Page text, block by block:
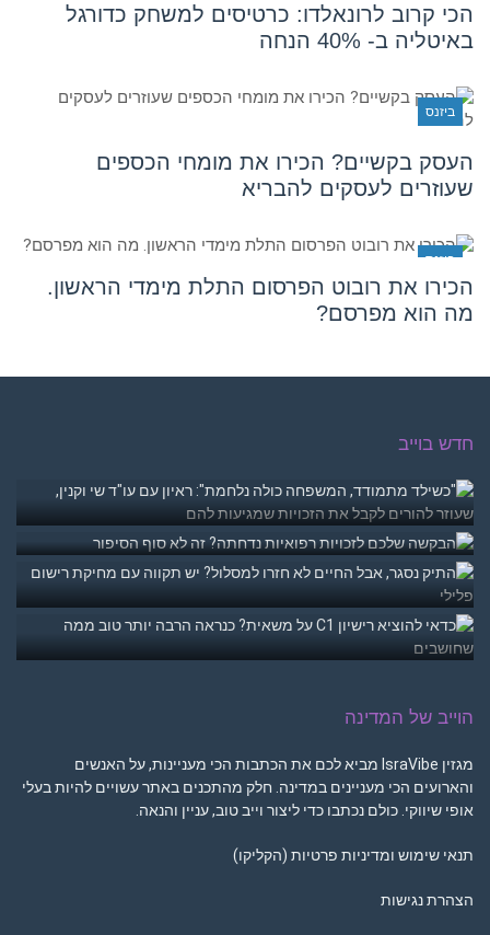
הכי קרוב לרונאלדו: כרטיסים למשחק כדורגל
באיטליה ב- 40% הנחה
ביזנס
העסק בקשיים? הכירו את מומחי הכספים
שעוזרים לעסקים להבריא
ביזנס
הכירו את רובוט הפרסום התלת מימדי הראשון.
מה הוא מפרסם?
חדש בוייב
הוייב של המדינה
מגזין IsraVibe מביא לכם את הכתבות הכי מעניינות, על האנשים
והארועים הכי מעניינים במדינה. חלק מהתכנים באתר עשויים להיות בעלי
אופי שיווקי. כולם נכתבו כדי ליצור וייב טוב, עניין והנאה.
תנאי שימוש ומדיניות פרטיות (הקליקו)
הצהרת נגישות